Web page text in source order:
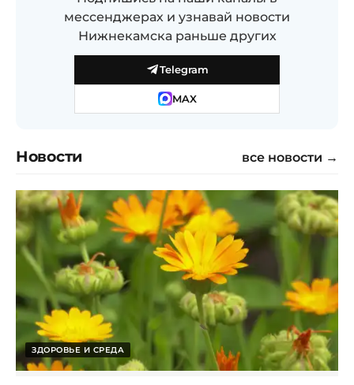
мессенджерах и узнавай новости
Нижнекамска раньше других
Telegram
MAX
Новости все новости →
ЗДОРОВЬЕ И СРЕДА